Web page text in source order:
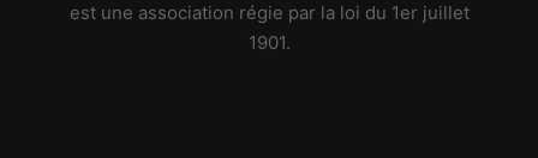
est une association régie par la loi du 1er juillet
1901.